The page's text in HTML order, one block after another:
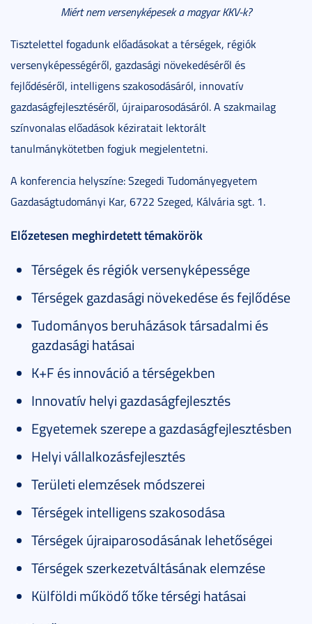
Miért nem versenyképesek a magyar KKV-k?
Tisztelettel fogadunk előadásokat a térségek, régiók
versenyképességéről, gazdasági növekedéséről és
fejlődéséről, intelligens szakosodásáról, innovatív
gazdaságfejlesztéséről, újraiparosodásáról. A szakmailag
színvonalas előadások kéziratait lektorált
tanulmánykötetben fogjuk megjelentetni.
A konferencia helyszíne: Szegedi Tudományegyetem
Gazdaságtudományi Kar, 6722 Szeged, Kálvária sgt. 1.
Előzetesen meghirdetett témakörök
Térségek és régiók versenyképessége
Térségek gazdasági növekedése és fejlődése
Tudományos beruházások társadalmi és
gazdasági hatásai
K+F és innováció a térségekben
Innovatív helyi gazdaságfejlesztés
Egyetemek szerepe a gazdaságfejlesztésben
Helyi vállalkozásfejlesztés
Területi elemzések módszerei
Térségek intelligens szakosodása
Térségek újraiparosodásának lehetőségei
Térségek szerkezetváltásának elemzése
Külföldi működő tőke térségi hatásai